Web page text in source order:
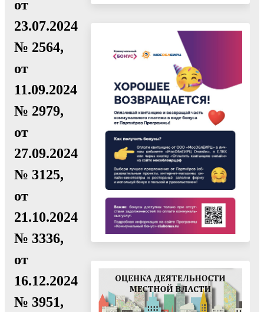
от
23.07.2024
№ 2564,
от
11.09.2024
№ 2979,
от
27.09.2024
№ 3125,
от
21.10.2024
№ 3336,
от
16.12.2024
№ 3951,